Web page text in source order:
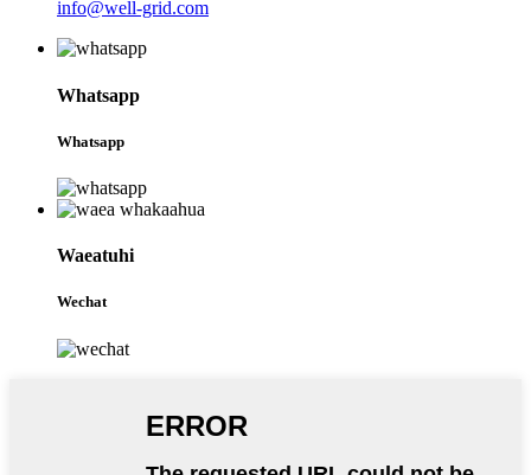
info@well-grid.com
Whatsapp
Whatsapp
Waeatuhi
Wechat